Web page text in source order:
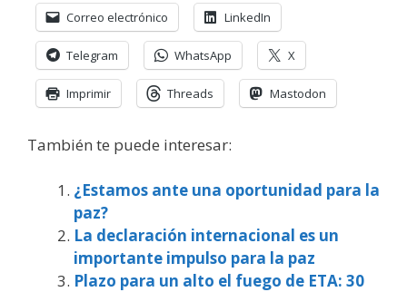
Correo electrónico LinkedIn
Telegram WhatsApp X
Imprimir Threads Mastodon
También te puede interesar:
¿Estamos ante una oportunidad para la
paz?
La declaración internacional es un
importante impulso para la paz
Plazo para un alto el fuego de ETA: 30